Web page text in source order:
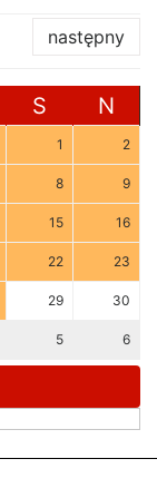
następny
S N
1 2
8 9
15 16
22 23
29 30
5 6